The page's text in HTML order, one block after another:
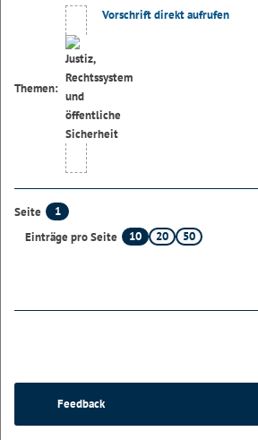
Themen:
Vorschrift direkt aufrufen
Seite
1
Einträge pro Seite
10 20 50
Feedback